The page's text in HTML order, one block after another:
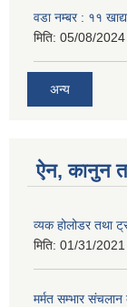
वडा नम्बर : ११
मिति: 05/08/
अन्य
ऐन, कानुन
व्यक होलोडर तथा
मिति: 01/31/
मर्मत सम्भार संचलान